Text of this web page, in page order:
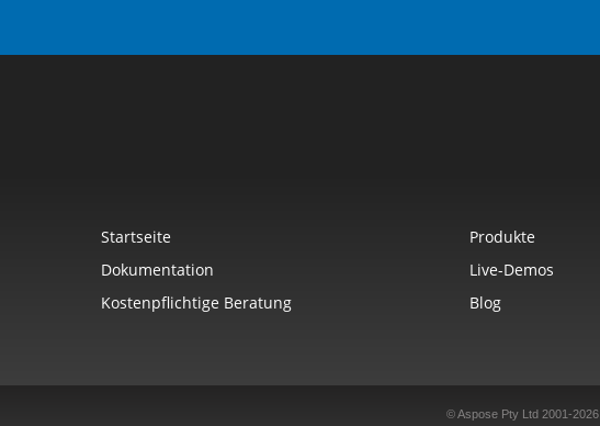
Startseite Produkte
Dokumentation
Live-Demos
Kostenpflichtige Beratung
Blog
© Aspose Pty Ltd 2001-2026.